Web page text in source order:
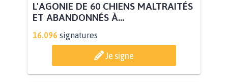
L'AGONIE DE 60 CHIENS MALTRAITÉS
ET ABANDONNÉS À...
16.096 signatures
Je signe